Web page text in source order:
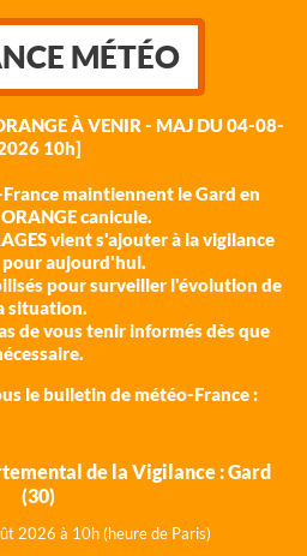
MÉTÉO
À VENIR - MAJ DU 04-08-
10h]
maintiennent le Gard en
canicule.
vient s'ajouter à la vigilance
pour aujourd'hui.
pour surveiller l'évolution de
situation.
de vous tenir informés dès que
le bulletin de météo-France :
de la Vigilance : Gard
(30)
2026 à 10h (heure de Paris)